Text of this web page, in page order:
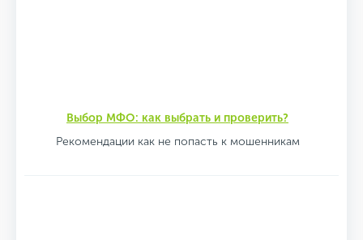
Выбор МФО: как выбрать и проверить?
Рекомендации как не попасть к мошенникам